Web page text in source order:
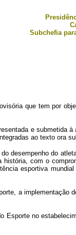
Subchefia
que tem por
e
ao texto ora
desempenho do
com o
esportiva
a
no